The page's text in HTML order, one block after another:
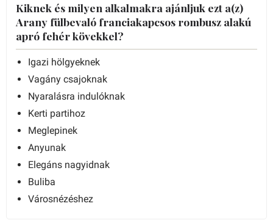
Kiknek és milyen alkalmakra ajánljuk ezt a(z)
Arany fülbevaló franciakapcsos rombusz alakú
apró fehér kövekkel?
Igazi hölgyeknek
Vagány csajoknak
Nyaralásra indulóknak
Kerti partihoz
Meglepinek
Anyunak
Elegáns nagyidnak
Buliba
Városnézéshez